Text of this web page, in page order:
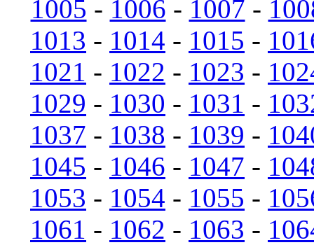
1005 - 1006 - 1007 -
1013 - 1014 - 1015 -
1021 - 1022 - 1023 -
1029 - 1030 - 1031 -
1037 - 1038 - 1039 -
1045 - 1046 - 1047 -
1053 - 1054 - 1055 -
1061 - 1062 - 1063 -